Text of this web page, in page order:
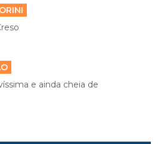
e ainda cheia de